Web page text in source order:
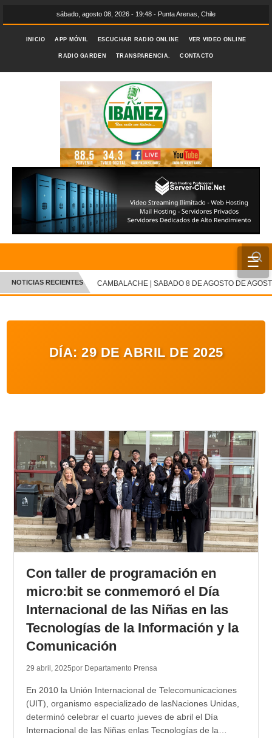
sábado, agosto 08, 2026 - 19:48 - Punta Arenas, Chile
INICIO APP MÓVIL ESCUCHAR RADIO ONLINE VER VIDEO ONLINE
RADIO GARDEN TRANSPARENCIA. CONTACTO
☰
INICIO
CRÓNICA
ENTRETENIMIENTO Y CULTURA
AUDIOS
VIDEOS
GALERIA DE FOTOS
APP MÓVIL
NOTICIAS RECIENTES CAMBALACHE | SABADO 8 DE AGOSTO DE
DÍA: 29 DE ABRIL DE 2025
Con taller de programación en
micro:bit se conmemoró el Día
Internacional de las Niñas en las
Tecnologías de la Información y la
Comunicación
29 abril, 2025por Departamento Prensa
En 2010 la Unión Internacional de Telecomunicaciones
(UIT), organismo especializado de lasNaciones Unidas,
determinó celebrar el cuarto jueves de abril el Día
Internacional de las Niñas enlas Tecnologías de la…